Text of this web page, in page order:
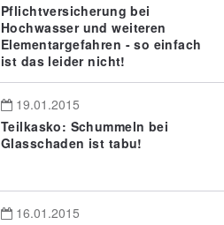
Pflichtversicherung bei
Hochwasser und weiteren
Elementargefahren - so einfach
ist das leider nicht!
19.01.2015
Teilkasko: Schummeln bei
Glasschaden ist tabu!
16.01.2015